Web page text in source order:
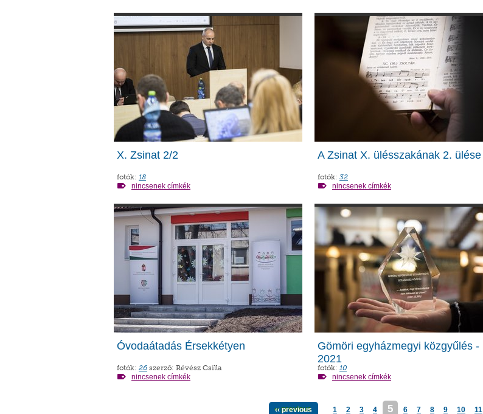
X. Zsinat 2/2
fotók: 18
nincsenek címkék
A Zsinat X. ülésszakának 2. ülése
fotók: 32
nincsenek címkék
Óvodaátadás Érsekkétyen
fotók: 26 szerző: Révész Csilla
nincsenek címkék
Gömöri egyházmegyi közgyűlés -
2021
fotók: 10
nincsenek címkék
‹‹ previous 1 2 3 4 5 6 7 8 9 10 11